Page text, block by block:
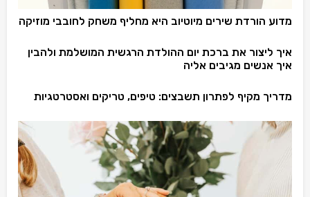
מדוע הורדת שירים מיוטיוב היא מחליף משחק לחובבי מוזיקה
איך ליצור את ברכת יום ההולדת הרגשית המושלמת ולהבין
איך אנשים מגיבים אליה
מדריך מקיף לפתרון תשבצים: טיפים, טריקים ואסטרטגיות